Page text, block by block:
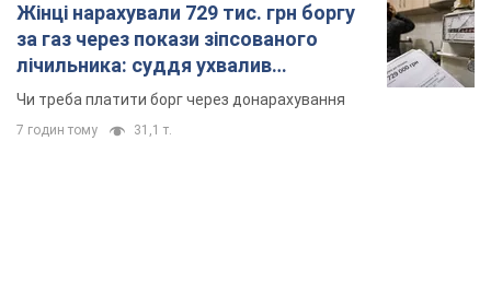
Жінці нарахували 729 тис. грн боргу
за газ через покази зіпсованого
лічильника: суддя ухвалив
неочікуване рішення
Чи треба платити борг через донарахування
7 годин тому 31,1 т.